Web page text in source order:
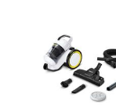
Tolmuimeja
Otsi